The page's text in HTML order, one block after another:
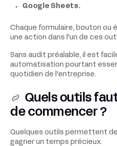
Google Sheets.
Chaque formulaire, bouton
une action dans l'un de ces
Sans audit préalable, il est
automatisation pourtant
quotidien de l'entreprise.
Quels outils
de commencer ?
Quelques outils permettent
gagner un temps précieux.